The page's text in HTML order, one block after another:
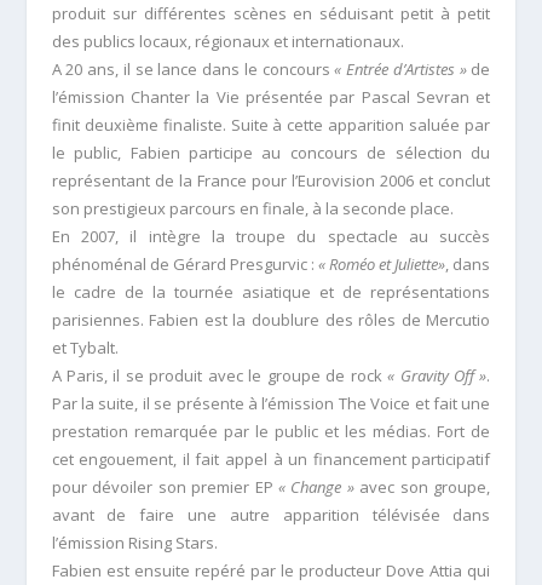
produit sur différentes scènes en séduisant petit à petit
des publics locaux, régionaux et internationaux.
A 20 ans, il se lance dans le concours« Entrée d’Artistes »de
l’émission Chanter la Vie présentée par Pascal Sevran et
finit deuxième finaliste. Suite à cette apparition saluée par
le public, Fabien participe au concours de sélection du
représentant de la France pour l’Eurovision 2006 et conclut
son prestigieux parcours en finale, à la seconde place.
En 2007, il intègre la troupe du spectacle au succès
phénoménal de Gérard Presgurvic :« Roméo et Juliette», dans
le cadre de la tournée asiatique et de représentations
parisiennes. Fabien est la doublure des rôles de Mercutio
et Tybalt.
A Paris, il se produit avec le groupe de rock« Gravity Off ».
Par la suite, il se présente à l’émission The Voice et fait une
prestation remarquée par le public et les médias. Fort de
cet engouement, il fait appel à un financement participatif
pour dévoiler son premier EP « Change »avec son groupe,
avant de faire une autre apparition télévisée dans
l’émission Rising Stars.
Fabien est ensuite repéré par le producteur Dove Attia qui